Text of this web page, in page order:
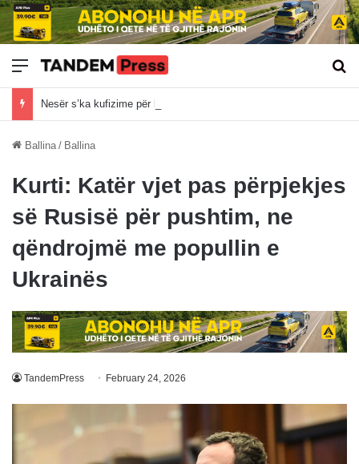
Meny
Nesër s’ka kufizime për kamionët mbi 20 tonë
Ballina / Ballina
Kurti: Katër vjet pas përpjekjes
së Rusisë për pushtim, ne
qëndrojmë me popullin e
Ukrainës
TandemPress February 24, 2026